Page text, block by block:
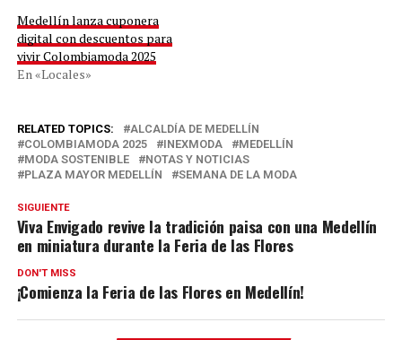
Medellín lanza cuponera
digital con descuentos para
vivir Colombiamoda 2025
En «Locales»
RELATED TOPICS:
ALCALDÍA DE MEDELLÍN
COLOMBIAMODA 2025
INEXMODA
MEDELLÍN
MODA SOSTENIBLE
NOTAS Y NOTICIAS
PLAZA MAYOR MEDELLÍN
SEMANA DE LA MODA
SIGUIENTE
Viva Envigado revive la tradición paisa con una Medellín
en miniatura durante la Feria de las Flores
DON'T MISS
¡Comienza la Feria de las Flores en Medellín!